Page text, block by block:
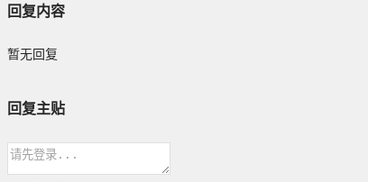
回复内容
暂无回复
回复主贴